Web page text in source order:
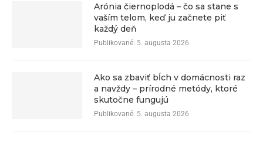
Arónia čiernoplodá – čo sa stane s
vaším telom, keď ju začnete piť
každý deň
Publikované: 5. augusta 2026
Ako sa zbaviť bĺch v domácnosti raz
a navždy – prírodné metódy, ktoré
skutočne fungujú
Publikované: 5. augusta 2026